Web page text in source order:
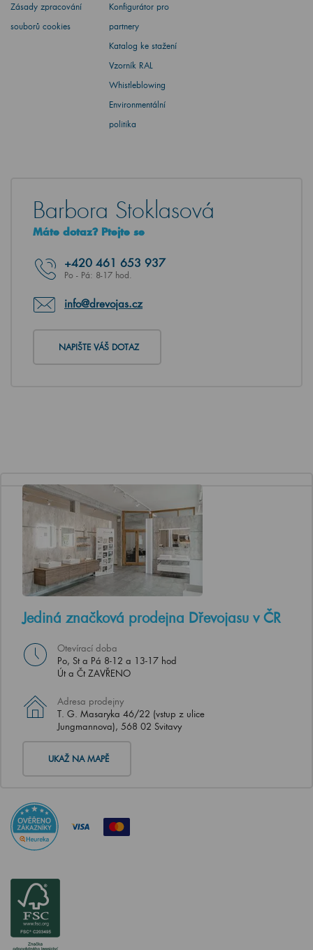
Zásady zpracování
souborů cookies
Konfigurátor pro
partnery
Katalog ke stažení
Vzorník RAL
Whistleblowing
Environmentální
politika
Barbora Stoklasová
Máte dotaz? Ptejte se
+420 461 653 937
Po - Pá: 8-17 hod.
info@drevojas.cz
NAPIŠTE VÁŠ DOTAZ
Jediná značková prodejna Dřevojasu v ČR
Otevírací doba
Po, St a Pá 8-12 a 13-17 hod
Út a Čt ZAVŘENO
Adresa prodejny
T. G. Masaryka 46/22 (vstup z ulice
Jungmannova), 568 02 Svitavy
UKAŽ NA MAPĚ